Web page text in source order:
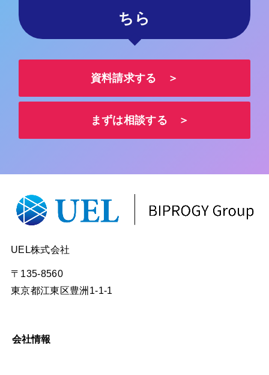
ちら
資料請求する ＞
まずは相談する ＞
UEL株式会社
〒135-8560
東京都江東区豊洲1-1-1
会社情報